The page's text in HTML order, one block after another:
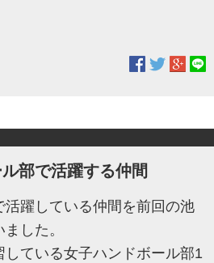
部で活躍する仲間
躍している仲間を前回の池
した。
ている女子ハンドボール部1